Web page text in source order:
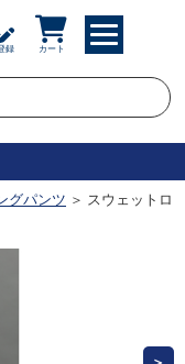
録 カート
グパンツ ＞ スウェットロ